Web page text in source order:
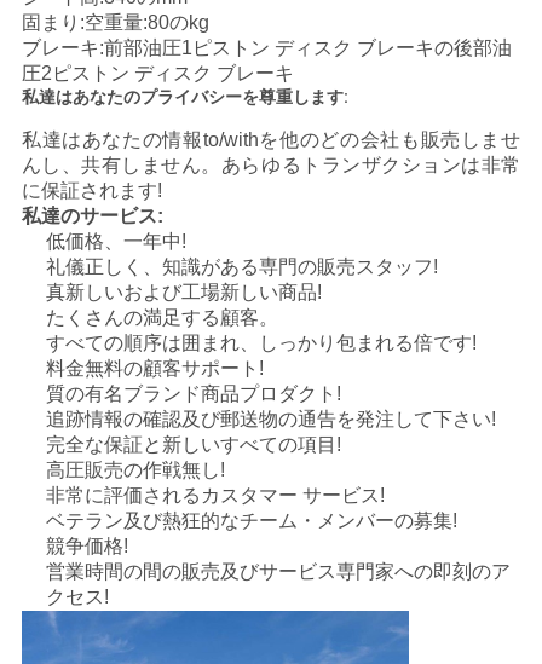
求
し
な
さ
い
シ
固まり:空重量:80のkg
ブレーキ:前部油圧1ピストン ディスク ブレーキの後部油
圧2ピストン ディスク ブレーキ
私達はあなたのプライバシーを尊重します:
私達はあなたの情報to/withを他のどの会社も販売しませ
んし、共有しません。あらゆるトランザクションは非常
に保証されます!
私達のサービス:
低価格、一年中!
礼儀正しく、知識がある専門の販売スタッフ!
真新しいおよび工場新しい商品!
たくさんの満足する顧客。
すべての順序は囲まれ、しっかり包まれる倍です!
料金無料の顧客サポート!
質の有名ブランド商品プロダクト!
追跡情報の確認及び郵送物の通告を発注して下さい!
完全な保証と新しいすべての項目!
高圧販売の作戦無し!
非常に評価されるカスタマー サービス!
ベテラン及び熱狂的なチーム・メンバーの募集!
競争価格!
営業時間の間の販売及びサービス専門家への即刻のア
クセス!